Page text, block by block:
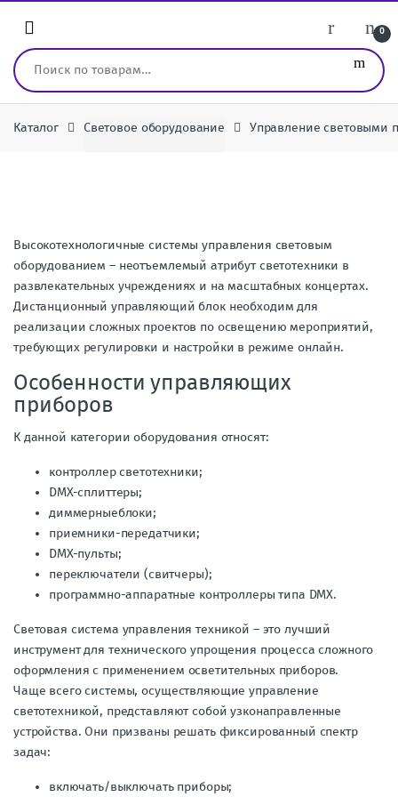
0
Искать:
Каталог Световое оборудование Управление световыми
Высокотехнологичные системы управления световым
оборудованием – неотъемлемый атрибут светотехники в
развлекательных учреждениях и на масштабных концертах.
Дистанционный управляющий блок необходим для
реализации сложных проектов по освещению мероприятий,
требующих регулировки и настройки в режиме онлайн.
Особенности управляющих
приборов
К данной категории оборудования относят:
контроллер светотехники;
DMX-сплиттеры;
диммерныеблоки;
приемники-передатчики;
DMX-пульты;
переключатели (свитчеры);
программно-аппаратные контроллеры типа DMX.
Световая система управления техникой – это лучший
инструмент для технического упрощения процесса сложного
оформления с применением осветительных приборов.
Чаще всего системы, осуществляющие управление
светотехникой, представляют собой узконаправленные
устройства. Они призваны решать фиксированный спектр
задач:
включать/выключать приборы;